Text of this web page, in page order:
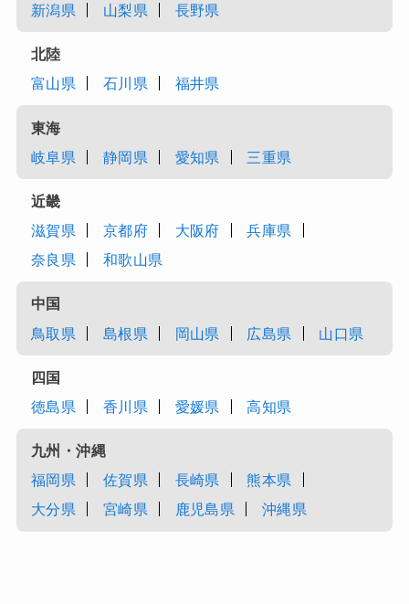
新潟県
山梨県 長野県
北陸
富山県
石川県 福井県
東海
岐阜県
静岡県 愛知県 三重県
近畿
滋賀県
京都府 大阪府
兵庫県
奈良県
和歌山県
中国
鳥取県
島根県 岡山県 広島県 山口県
四国
徳島県
香川県 愛媛県 高知県
九州・沖縄
福岡県
佐賀県 長崎県
熊本県
大分県
宮崎県 鹿児島県 沖縄県